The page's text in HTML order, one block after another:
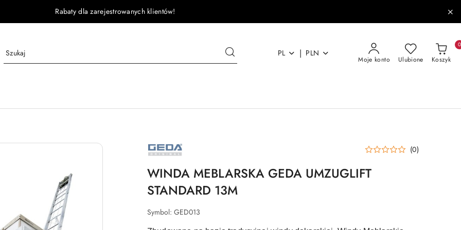
Rabaty dla zarejestrowanych klientów!
PL | PLN
Moje konto Ulubione Koszyk
0
GEDA
(0)
WINDA MEBLARSKA GEDA UMZUGLIFT
STANDARD 13M
Symbol: GED013